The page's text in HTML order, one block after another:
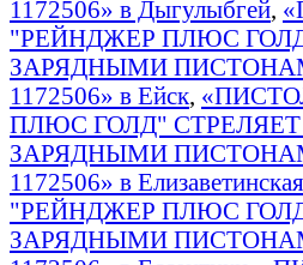
1172506» в Дыгулыбгей,
"РЕЙНДЖЕР ПЛЮС
ЗАРЯДНЫМИ
1172506» в Ейск,
ПЛЮС ГОЛД"
ЗАРЯДНЫМИ
1172506» в Елизаветинская
"РЕЙНДЖЕР ПЛЮС
ЗАРЯДНЫМИ